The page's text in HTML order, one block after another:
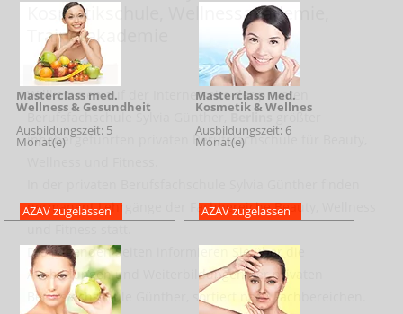
Masterclass med.
Wellness & Gesundheit
Ausbildungszeit: 5
Monat(e)
AZAV zugelassen
Masterclass Med.
Kosmetik & Wellnes
Ausbildungszeit: 6
Monat(e)
AZAV zugelassen
Kosmetikschule, Wellnessakademie,
Trainerakademie
Willkommen auf der Internetseite der privaten
Berufsfachschule Sylvia Günther,Berlinsgrößter
inhabergeführten privaten Berufsfachschule für Beauty,
permanent Lehrgänge der Fachbereiche Beauty, Wellness
Die folgenden Seiten informieren Sie über die
Ausbildungen und Weiterbildungen der privaten
Berufsfachschule Günther, sortiert nach Fachbereichen.